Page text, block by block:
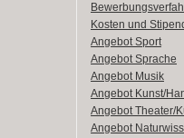
Kosten und
Angebot Sport
Angebot Sprache
Angebot Musik
Angebot Kunst/
Angebot Theater/
Angebot